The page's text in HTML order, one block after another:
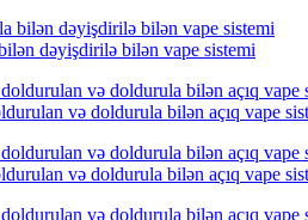
dəyişdirilə bilən vape sistemi
və doldurula bilən açıq vape
və doldurula bilən açıq vape